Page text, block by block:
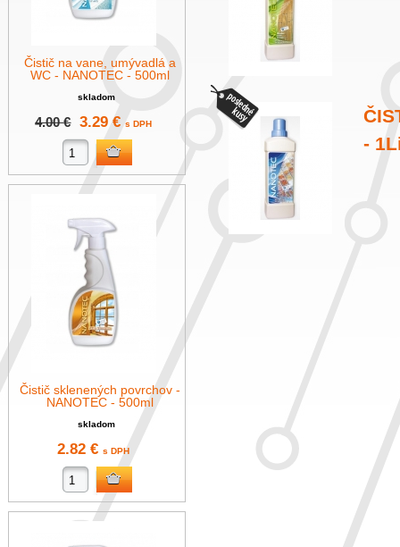
Čistič na vane, umývadlá a
WC - NANOTEC - 500ml
skladom
4.00 € 3.29 €s DPH
Čistič sklenených povrchov -
NANOTEC - 500ml
skladom
2.82 €s DPH
-